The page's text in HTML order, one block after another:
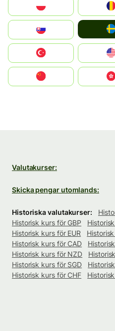
United States
中國香港特別行政區
Valutakurser:
Skicka pengar utomlands:
Historiska valutakurser:
Historisk kurs för GBP
Historisk kurs för EUR
Historisk kurs för CAD
Historisk kurs för NZD
Historisk kurs för SGD
Historisk kurs för CHF